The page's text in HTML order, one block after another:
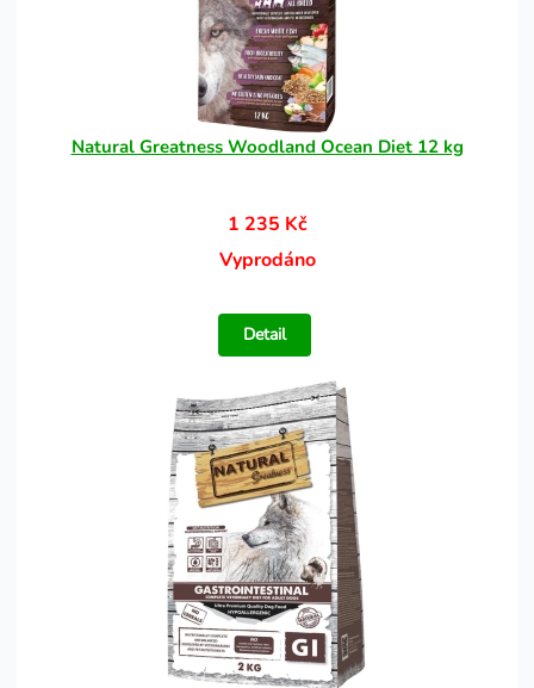
Natural Greatness Woodland Ocean Diet 12 kg
1 235 Kč
Vyprodáno
Detail